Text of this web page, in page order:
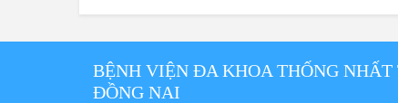
BỆNH VIỆN ĐA KHOA THỐNG NHẤT
ĐỒNG NAI